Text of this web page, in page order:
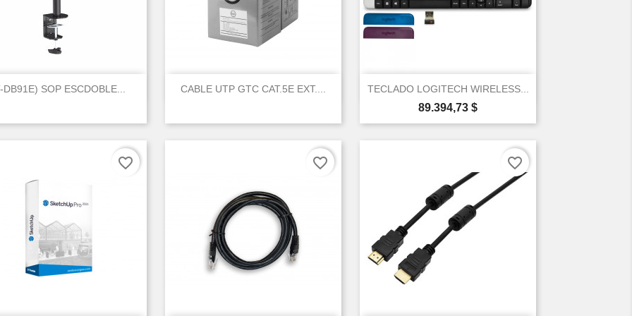
DB91E) SOP ESCDOBLE...
Vista rápida CABLE UTP GTC CAT.5E EXT....
Vista rápida TECLADO LOGITECH WIRELESS...
Precio
89.394,73 $
Vista rápida
favorite_border favorite_border favorite_border
wishlist ×
name
Create wishlist